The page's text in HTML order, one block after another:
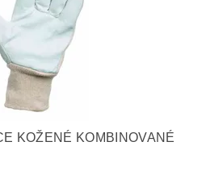
KOŽENÉ KOMBINOVANÉ